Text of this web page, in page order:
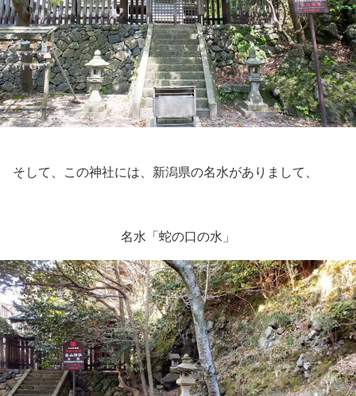
そして、この神社には、新潟県の名水がありまして、
名水「蛇の口の水」